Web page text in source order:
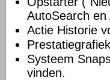
AutoSearch en
Actie Historie
Systeem
vinden.